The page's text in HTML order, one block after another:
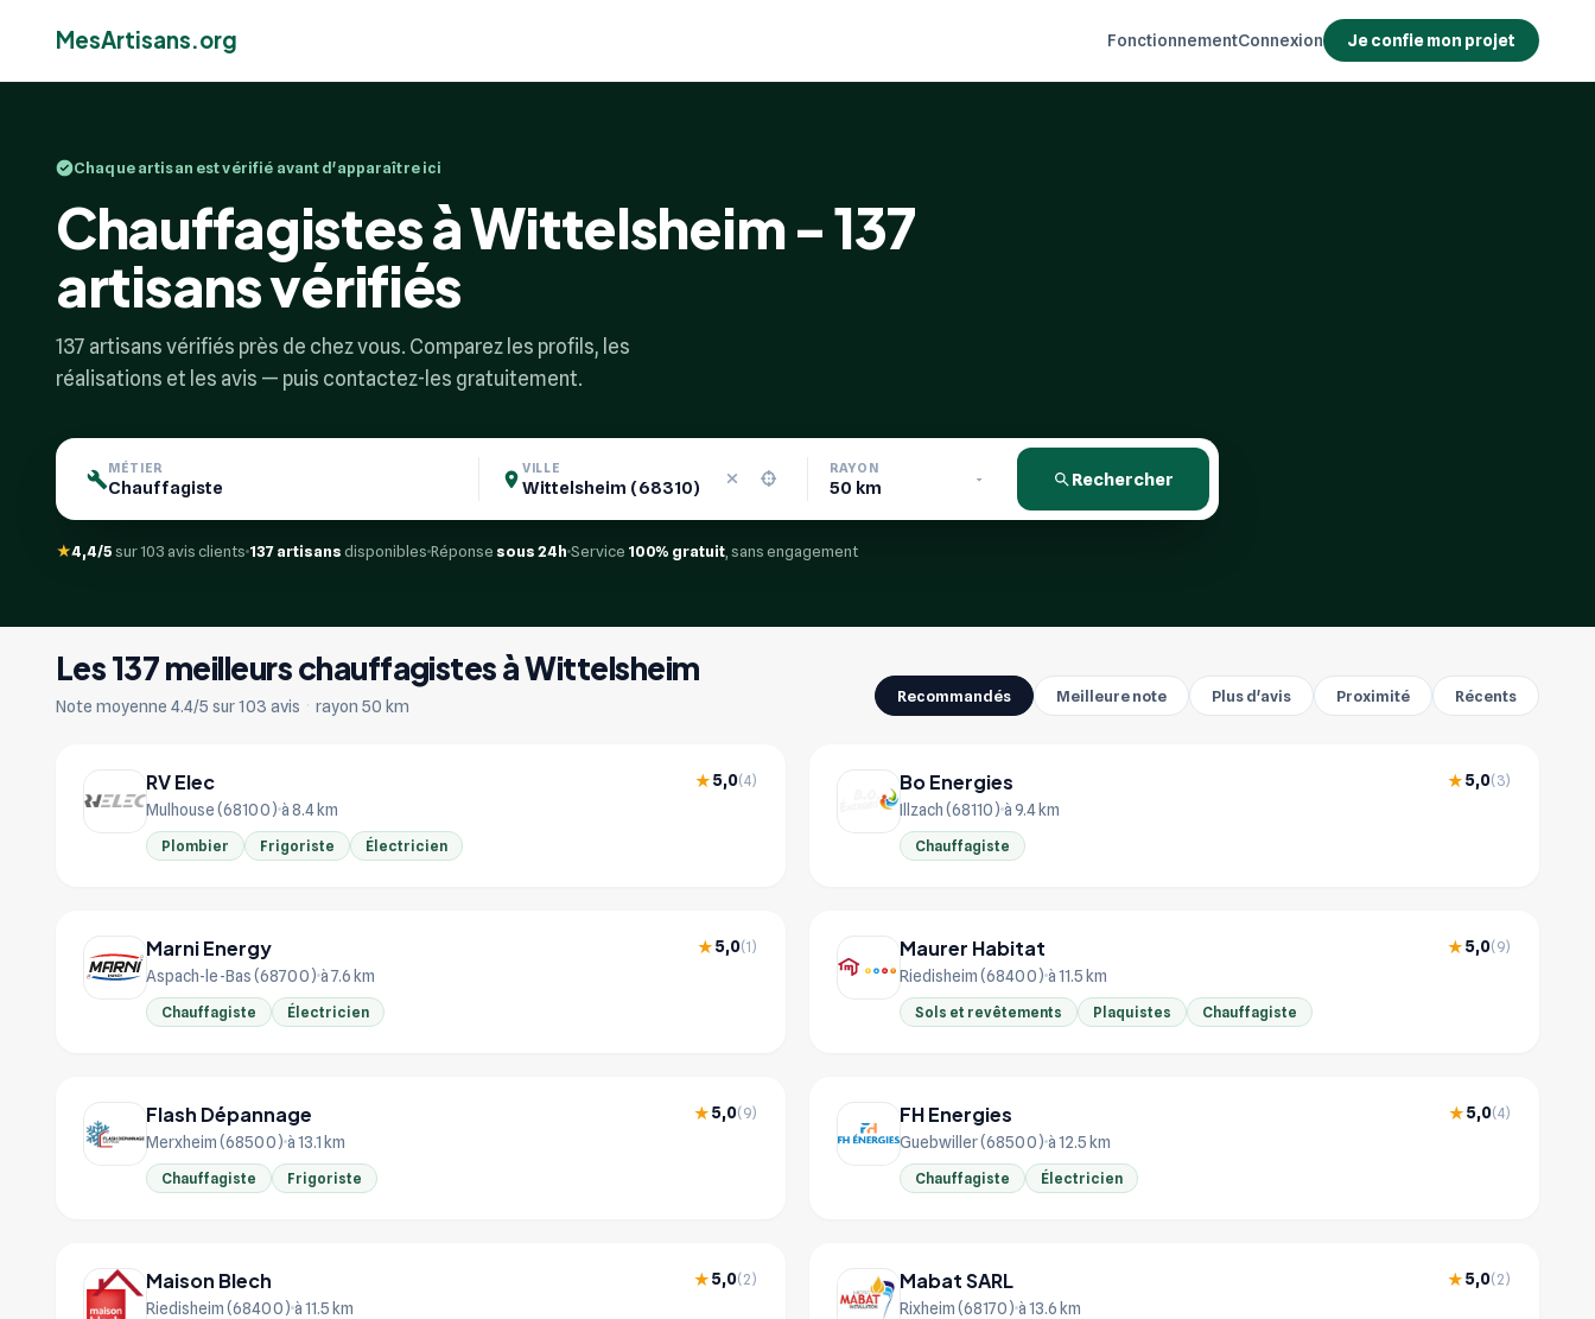
MesArtisans.org FonctionnementConnexion Je confie mon projet
Chaque artisan est vérifié avant d'apparaître ici
Chauffagistes à Wittelsheim - 137
artisans vérifiés
137 artisans vérifiés près de chez vous. Comparez les profils, les
réalisations et les avis — puis contactez-les gratuitement.
MÉTIER VILLE RAYON
Rechercher
★4,4/5sur 103 avis clients 137 artisansdisponibles Réponse sous 24h Service 100% gratuit , sans engagement
Les 137 meilleurs chauffagistes à Wittelsheim
Note moyenne 4.4/5 sur 103 avis · rayon 50 km
Recommandés Meilleure note Plus d'avis Proximité Récents
RV Elec ★5,0(4)
Mulhouse (68100) à 8.4 km
Plombier Frigoriste Électricien
Bo Energies ★5,0(3)
Illzach (68110) à 9.4 km
Chauffagiste
Marni Energy ★5,0(1)
Aspach-le-Bas (68700) à 7.6 km
Chauffagiste Électricien
Maurer Habitat ★5,0(9)
Riedisheim (68400) à 11.5 km
Sols et revêtements Plaquistes Chauffagiste
Flash Dépannage ★5,0(9)
Merxheim (68500) à 13.1 km
Chauffagiste Frigoriste
FH Energies ★5,0(4)
Guebwiller (68500) à 12.5 km
Chauffagiste Électricien
Maison Blech ★5,0(2)
Riedisheim (68400) à 11.5 km
Mabat SARL ★5,0(2)
Rixheim (68170) à 13.6 km